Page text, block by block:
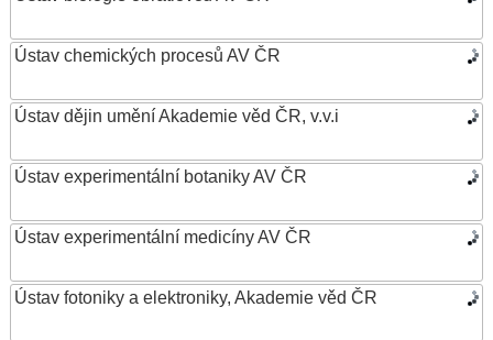
Ústav chemických procesů AV ČR
Ústav dějin umění Akademie věd ČR, v.v.i
Ústav experimentální botaniky AV ČR
Ústav experimentální medicíny AV ČR
Ústav fotoniky a elektroniky, Akademie věd ČR